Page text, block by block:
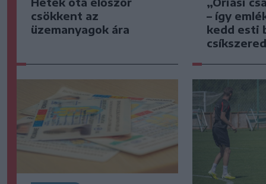
csökkent az
üzemanyagok ára
– így
kedd esti